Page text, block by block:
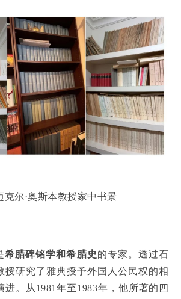
克尔·奥斯本教授家中书景
希腊碑铭学和希腊史 的专家。透过石
授研究了雅典授予外国人公民权的相
进。从1981年至1983年，他所著的四